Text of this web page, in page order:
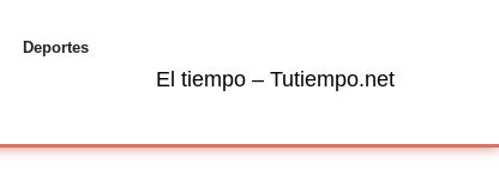
Deportes
El tiempo – Tutiempo.net